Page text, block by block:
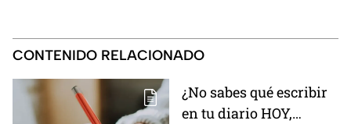
CONTENIDO RELACIONADO
¿No sabes qué escribir
en tu diario HOY,